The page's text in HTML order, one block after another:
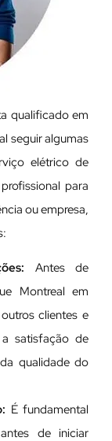
qualificado em
seguir algumas
elétrico de
para
ou empresa,
Antes de
Montreal em
clientes e
satisfação de
qualidade do
É fundamental
de iniciar